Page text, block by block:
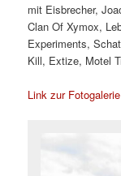
mit Eisbrecher,
Clan Of Xymox,
Experiments,
Kill, Extize, Motel
Link zur